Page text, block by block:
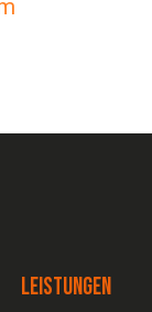
LEISTUNGEN